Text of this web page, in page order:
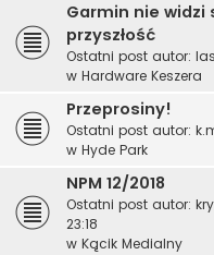
Garmin nie
przyszłość
Ostatni post autor:
w Hardware Keszera
Przeprosiny!
Ostatni post autor:
w Hyde Park
NPM 12/2018
Ostatni post autor:
23:18
w Kącik Medialny